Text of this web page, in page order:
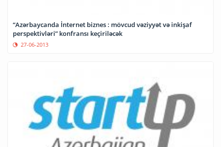
“Azərbaycanda İnternet biznes : mövcud vəziyyət və inkişaf
perspektivləri” konfransı keçiriləcək
27-06-2013